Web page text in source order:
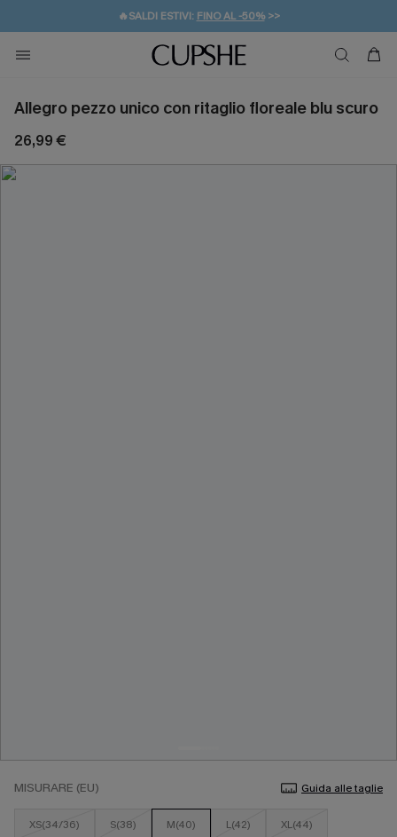
🔥SALDI ESTIVI: FINO AL -50%>>
🚚SPEDIZIONE GRATUITA DA 49€
💌REGALO PER I NUOVI: 20% DI SCONTO*
Allegro pezzo unico con ritaglio floreale blu scuro
26,99 €
MISURARE (EU) Guida alle taglie
XS(34/36) S(38) M(40) L(42) XL(44)